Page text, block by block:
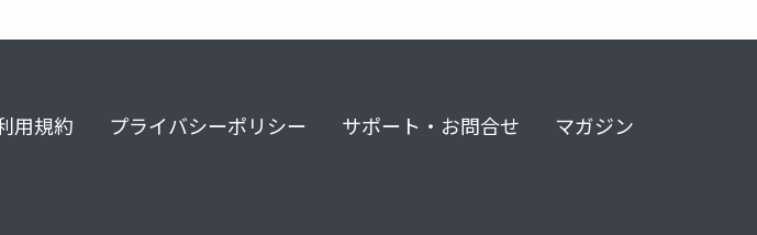
用規約 プライバシーポリシー サポート・お問合せ マガジン